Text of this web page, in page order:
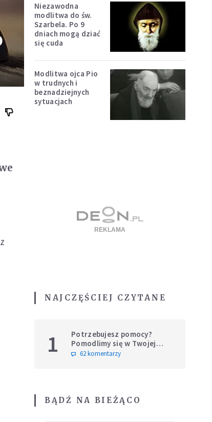
Niezawodna
modlitwa do św.
Szarbela. Po 9
dniach mogą dziać
się cuda
Modlitwa ojca Pio
w trudnych i
beznadziejnych
sytuacjach
NAJCZĘŚCIEJ CZYTANE
1
Potrzebujesz pomocy?
Pomodlimy się w Twojej
intencji
62 komentarzy
BĄDŹ NA BIEŻĄCO